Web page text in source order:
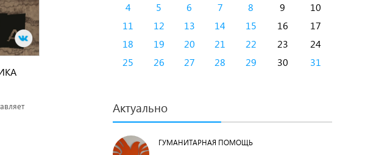
4
5 6 7 8 9
10
11
12 13 14 15 16
17
18
19 20 21 22 23
24
25
26 27 28 29 30 31
Актуально
ГУМАНИТАРНАЯ ПОМОЩЬ